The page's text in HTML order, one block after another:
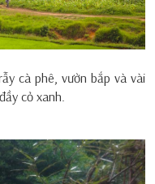
cà phê, vườn bắp và vài
cỏ xanh.